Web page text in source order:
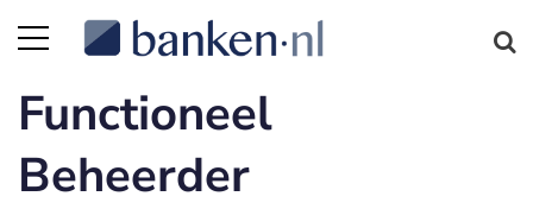
Functioneel
Beheerder